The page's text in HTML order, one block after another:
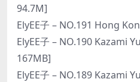
94.7M]
ElyEE子 – NO.191 Hong
ElyEE子 – NO.190 Kazami
167MB]
ElyEE子 – NO.189 Kazami